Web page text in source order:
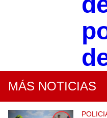
MÁS NOTICIAS